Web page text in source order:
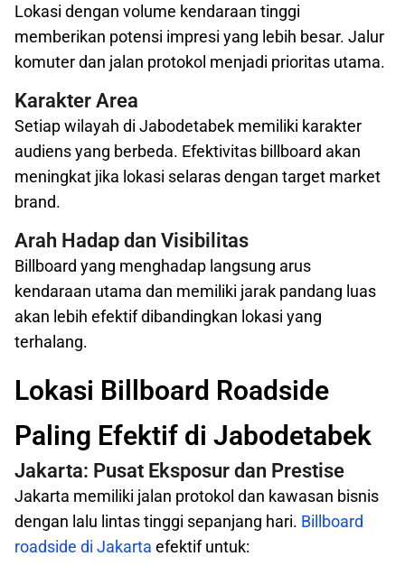
Lokasi dengan volume kendaraan tinggi
memberikan potensi impresi yang lebih besar. Jalur
komuter dan jalan protokol menjadi prioritas utama.
Karakter Area
Setiap wilayah di Jabodetabek memiliki karakter
audiens yang berbeda. Efektivitas billboard akan
meningkat jika lokasi selaras dengan target market
brand.
Arah Hadap dan Visibilitas
Billboard yang menghadap langsung arus
kendaraan utama dan memiliki jarak pandang luas
akan lebih efektif dibandingkan lokasi yang
terhalang.
Lokasi Billboard Roadside
Paling Efektif di Jabodetabek
Jakarta: Pusat Eksposur dan Prestise
Jakarta memiliki jalan protokol dan kawasan bisnis
dengan lalu lintas tinggi sepanjang hari. Billboard
roadside di Jakarta efektif untuk: